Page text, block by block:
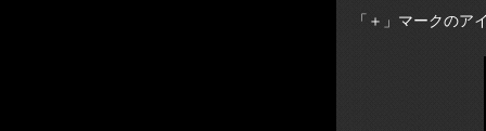
「＋」マークの